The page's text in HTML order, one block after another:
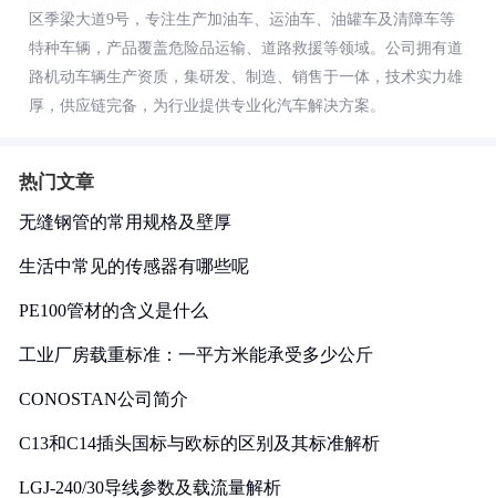
区季梁大道9号，专注生产加油车、运油车、油罐车及清障车等
特种车辆，产品覆盖危险品运输、道路救援等领域。公司拥有道
路机动车辆生产资质，集研发、制造、销售于一体，技术实力雄
厚，供应链完备，为行业提供专业化汽车解决方案。
热门文章
无缝钢管的常用规格及壁厚
生活中常见的传感器有哪些呢
PE100管材的含义是什么
工业厂房载重标准：一平方米能承受多少公斤
CONOSTAN公司简介
C13和C14插头国标与欧标的区别及其标准解析
LGJ-240/30导线参数及载流量解析